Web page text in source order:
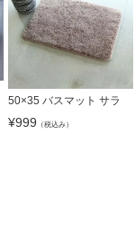
50×35 バスマット サラ
¥999 （税込み）